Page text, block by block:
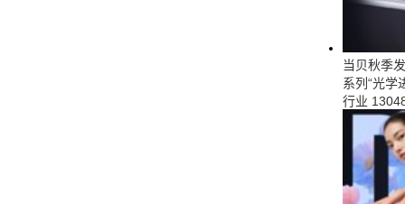
当贝秋季
系列“光学
行业